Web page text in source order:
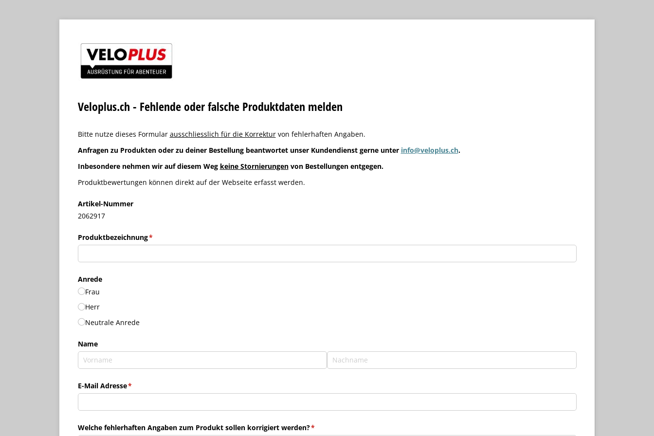
Veloplus.ch - Fehlende oder falsche Produktdaten melden
Bitte nutze dieses Formular ausschliesslich für die Korrekturvon fehlerhaften Angaben.
Anfragen zu Produkten oder zu deiner Bestellung beantwortet unser Kundendienst gerne unter info@veloplus.ch.
Inbesondere nehmen wir auf diesem Weg keine Stornierungenvon Bestellungen entgegen.
Produktbewertungen können direkt auf der Webseite erfasst werden.
Artikel-Nummer
2062917
Produktbezeichnung*
(erforderlich)
Anrede
Frau
Herr
Neutrale Anrede
Name
E-Mail Adresse*
(erforderlich)
Welche fehlerhaften Angaben zum Produkt sollen korrigiert werden?*
(erforderlich)